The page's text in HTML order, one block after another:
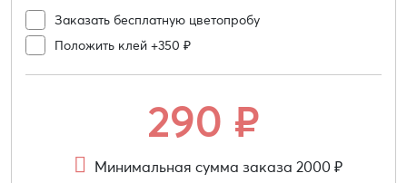
Заказать бесплатную цветопробу
Положить клей +350 ₽
290 ₽
Минимальная сумма заказа 2000 ₽